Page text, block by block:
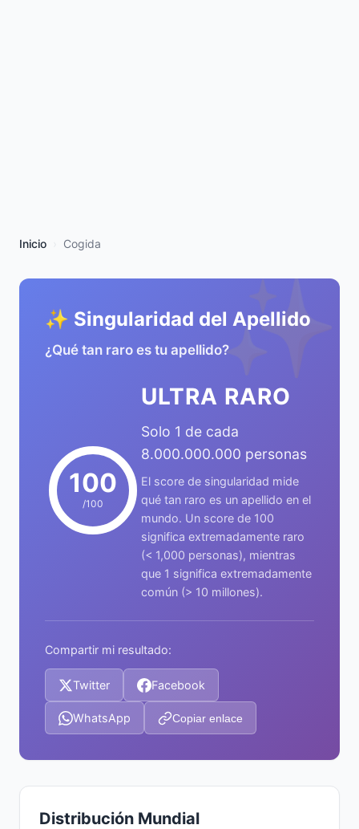
Inicio Cogida
✨
✨ Singularidad del Apellido
¿Qué tan raro es tu apellido?
100
/100
ULTRA RARO
Solo 1 de cada
8.000.000.000 personas
El score de singularidad mide
qué tan raro es un apellido en el
mundo. Un score de 100
significa extremadamente raro
(< 1,000 personas), mientras
que 1 significa extremadamente
común (> 10 millones).
Compartir mi resultado:
Twitter Facebook
WhatsApp Copiar enlace
Distribución Mundial